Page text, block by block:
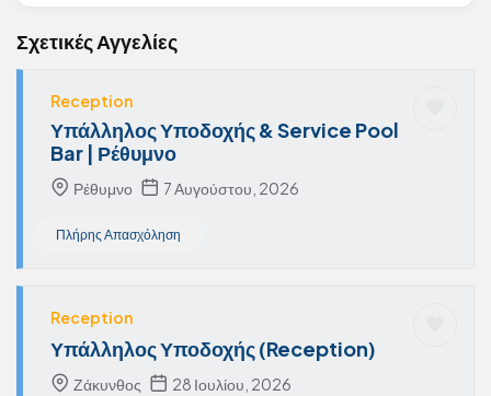
Σχετικές Αγγελίες
Reception
Υπάλληλος Υποδοχής & Service Pool
Bar | Ρέθυμνο
Ρέθυμνο 7 Αυγούστου, 2026
Πλήρης Απασχόληση
Reception
Υπάλληλος Υποδοχής (Reception)
Ζάκυνθος 28 Ιουλίου, 2026